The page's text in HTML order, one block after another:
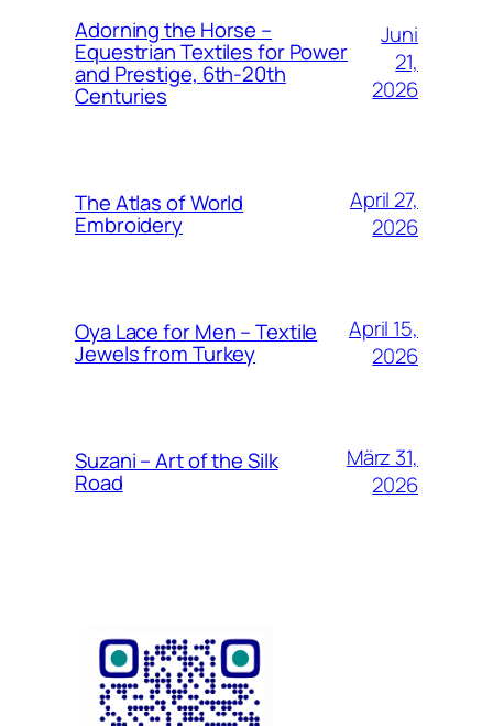
Adorning the Horse –
Equestrian Textiles for Power
and Prestige, 6th-20th
Centuries
Juni
21,
2026
The Atlas of World
Embroidery
April 27,
2026
Oya Lace for Men – Textile
Jewels from Turkey
April 15,
2026
Suzani – Art of the Silk
Road
März 31,
2026